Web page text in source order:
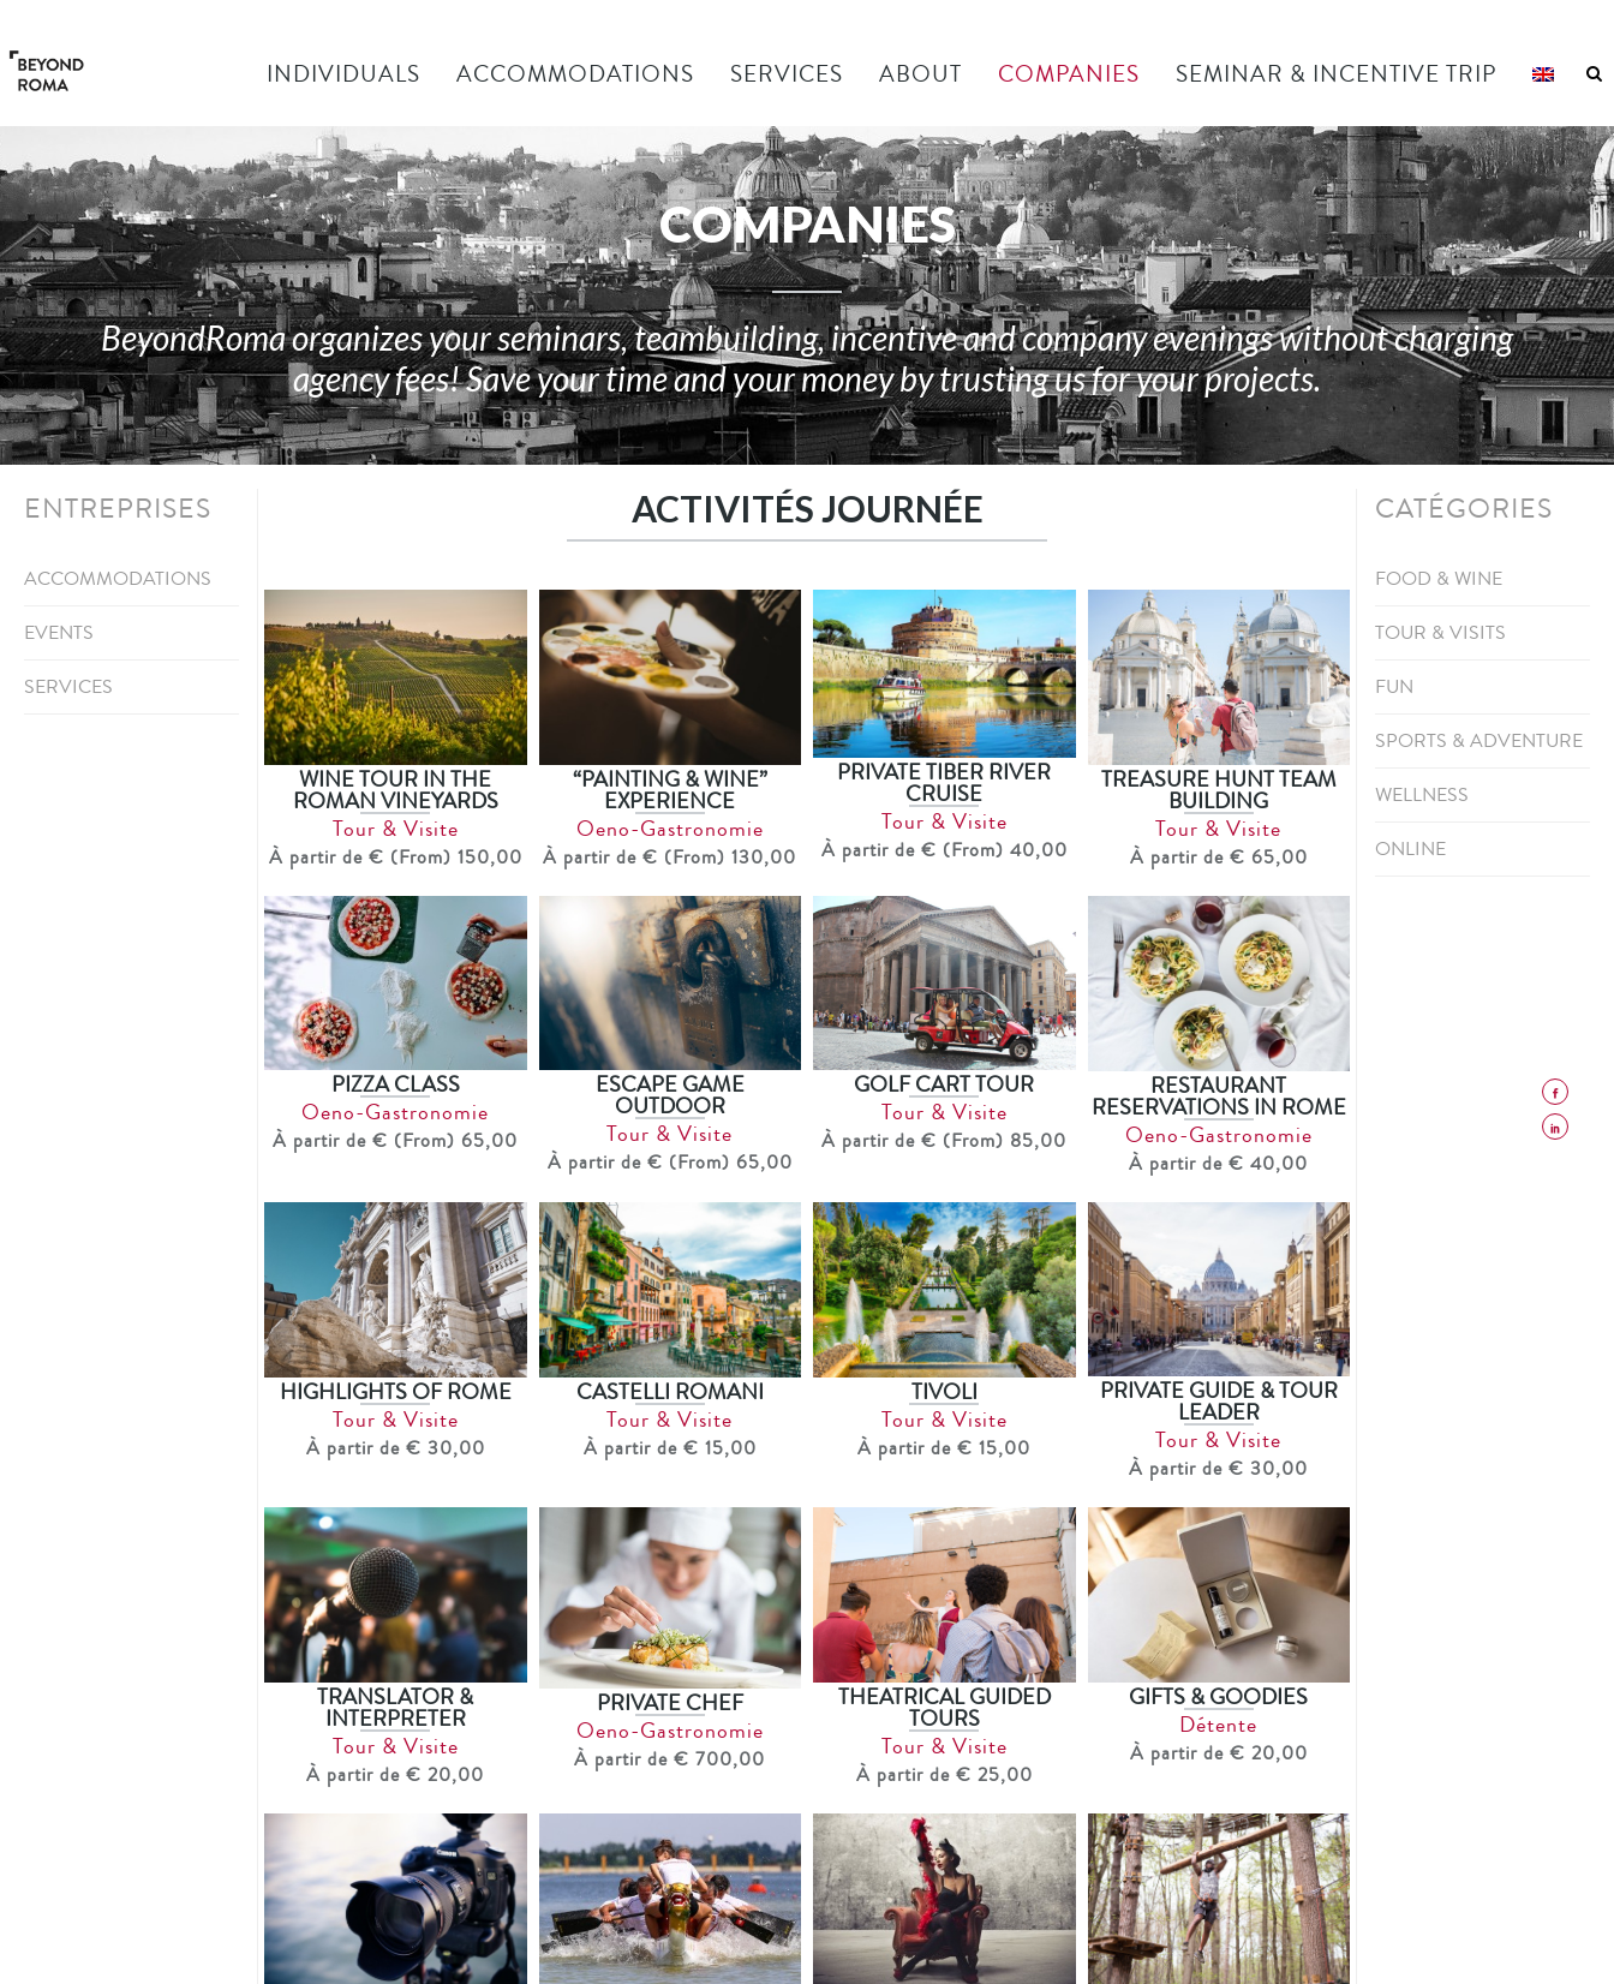
INDIVIDUALS ACCOMMODATIONS SERVICES ABOUT COMPANIES SEMINAR & INCENTIVE TRIP
COMPANIES
BeyondRoma organizes your seminars, teambuilding, incentive and company evenings without charging
agency fees! Save your time and your money by trusting us for your projects.
ENTREPRISES
ACCOMMODATIONS
EVENTS
SERVICES
ACTIVITÉS JOURNÉE
WINE TOUR IN THE
ROMAN VINEYARDS
Tour & Visite
À partir de € (From) 150,00
“PAINTING & WINE”
EXPERIENCE
Oeno-Gastronomie
À partir de € (From) 130,00
PRIVATE TIBER RIVER
CRUISE
Tour & Visite
À partir de € (From) 40,00
TREASURE HUNT TEAM
BUILDING
Tour & Visite
À partir de € 65,00
PIZZA CLASS
Oeno-Gastronomie
À partir de € (From) 65,00
ESCAPE GAME
OUTDOOR
Tour & Visite
À partir de € (From) 65,00
GOLF CART TOUR
Tour & Visite
À partir de € (From) 85,00
RESTAURANT
RESERVATIONS IN ROME
Oeno-Gastronomie
À partir de € 40,00
HIGHLIGHTS OF ROME
Tour & Visite
À partir de € 30,00
CASTELLI ROMANI
Tour & Visite
À partir de € 15,00
TIVOLI
Tour & Visite
À partir de € 15,00
PRIVATE GUIDE & TOUR
LEADER
Tour & Visite
À partir de € 30,00
TRANSLATOR &
INTERPRETER
Tour & Visite
À partir de € 20,00
PRIVATE CHEF
Oeno-Gastronomie
À partir de € 700,00
THEATRICAL GUIDED
TOURS
Tour & Visite
À partir de € 25,00
GIFTS & GOODIES
Détente
À partir de € 20,00
CATÉGORIES
FOOD & WINE
TOUR & VISITS
FUN
SPORTS & ADVENTURE
WELLNESS
ONLINE